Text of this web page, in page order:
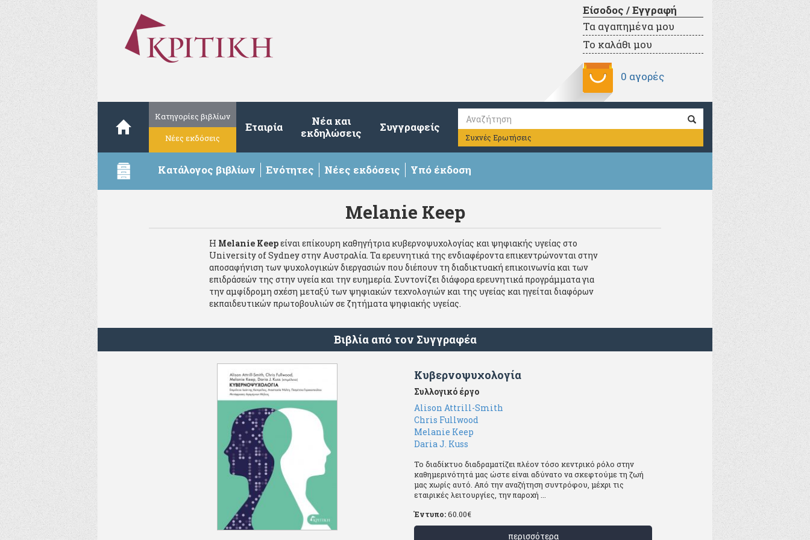
Είσοδος / Εγγραφή
Τα αγαπημένα μου
Το καλάθι μου
0 αγορές
Κατηγορίες βιβλίων
Νέες εκδόσεις
Εταιρία
Νέα και
εκδηλώσεις
Συγγραφείς
Συχνές Ερωτήσεις
Κατάλογος βιβλίων Ενότητες Νέες εκδόσεις Υπό έκδοση
Melanie Keep
Η Melanie Keepείναι επίκουρη καθηγήτρια κυβερνοψυχολογίας και ψηφιακής υγείας στο
University of Sydney στην Αυστραλία. Τα ερευνητικά της ενδιαφέροντα επικεντρώνονται στην
αποσαφήνιση των ψυχολογικών διεργασιών που διέπουν τη διαδικτυακή επικοινωνία και των
επιδράσεών της στην υγεία και την ευημερία. Συντονίζει διάφορα ερευνητικά προγράμματα για
την αμφίδρομη σχέση μεταξύ των ψηφιακών τεχνολογιών και της υγείας και ηγείται διαφόρων
εκπαιδευτικών πρωτοβουλιών σε ζητήματα ψηφιακής υγείας.
Βιβλία από τον Συγγραφέα
Κυβερνοψυχολογία
Συλλογικό έργο
Alison Attrill-Smith
Chris Fullwood
Melanie Keep
Daria J. Kuss
Το διαδίκτυο διαδραματίζει πλέον τόσο κεντρικό ρόλο στην
καθημερινότητά μας ώστε είναι αδύνατο να σκεφτούμε τη ζωή
μας χωρίς αυτό. Από την αναζήτηση συντρόφου, μέχρι τις
εταιρικές λειτουργίες, την παροχή ...
Έντυπο:60.00€
περισσότερα